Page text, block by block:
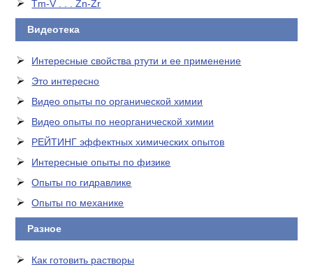
Tm-V . . . Zn-Zr
Видеотека
Интересные свойства ртути и ее применение
Это интересно
Видео опыты по органической химии
Видео опыты по неорганической химии
РЕЙТИНГ эффектных химических опытов
Интересные опыты по физике
Опыты по гидравлике
Опыты по механике
Разное
Как готовить растворы